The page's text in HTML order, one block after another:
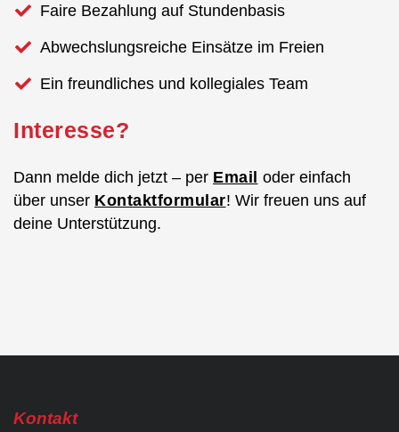
Faire Bezahlung auf Stundenbasis
Abwechslungsreiche Einsätze im Freien
Ein freundliches und kollegiales Team
Interesse?
Dann melde dich jetzt – per Email oder einfach
über unser Kontaktformular! Wir freuen uns auf
deine Unterstützung.
Kontakt